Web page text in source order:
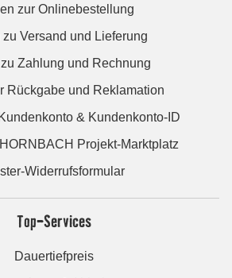
zur Onlinebestellung
zu Versand und Lieferung
Zahlung und Rechnung
Rückgabe und Reklamation
& Kundenkonto-ID
Projekt-Marktplatz
Widerrufsformular
Top-Services
Dauertiefpreis